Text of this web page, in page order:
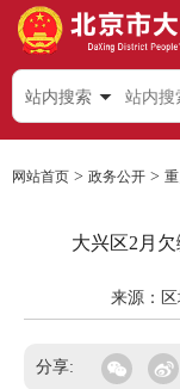
站内搜索
网站首页 > 政务公开 >
大兴区2月
来源：
分享: